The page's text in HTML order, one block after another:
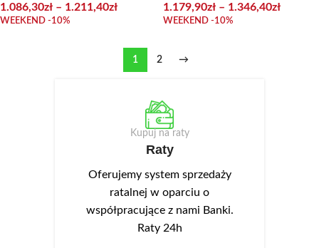
1.086,30zł – 1.211,40zł
WEEKEND -10%
1.179,90zł – 1.346,40zł
WEEKEND -10%
1 2 →
Kupuj na raty
Raty
Oferujemy system sprzedaży
ratalnej w oparciu o
współpracujące z nami Banki.
Raty 24h